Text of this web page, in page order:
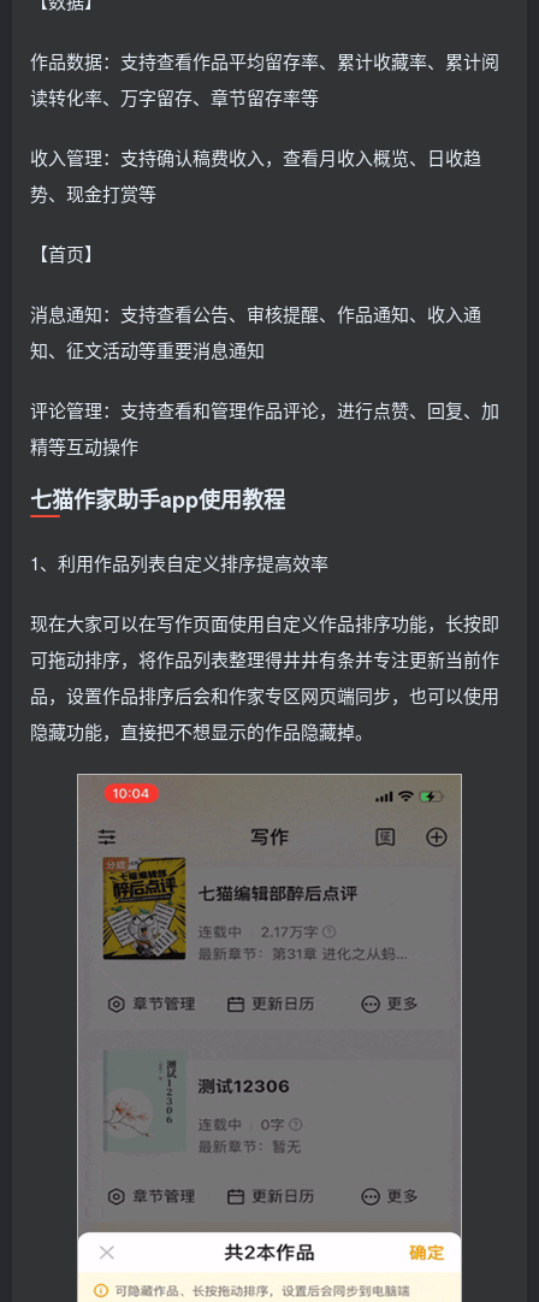
作品数据：支持查看作品平均留存率、累计收藏率、累计阅
读转化率、万字留存、章节留存率等
收入管理：支持确认稿费收入，查看月收入概览、日收趋
势、现金打赏等
【首页】
消息通知：支持查看公告、审核提醒、作品通知、收入通
知、征文活动等重要消息通知
评论管理：支持查看和管理作品评论，进行点赞、回复、加
精等互动操作
七猫作家助手app使用教程
1、利用作品列表自定义排序提高效率
现在大家可以在写作页面使用自定义作品排序功能，长按即
可拖动排序，将作品列表整理得井井有条并专注更新当前作
品，设置作品排序后会和作家专区网页端同步，也可以使用
隐藏功能，直接把不想显示的作品隐藏掉。